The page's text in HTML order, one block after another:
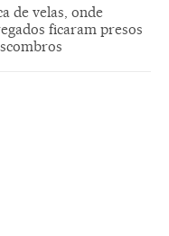
de velas, onde
ficaram presos